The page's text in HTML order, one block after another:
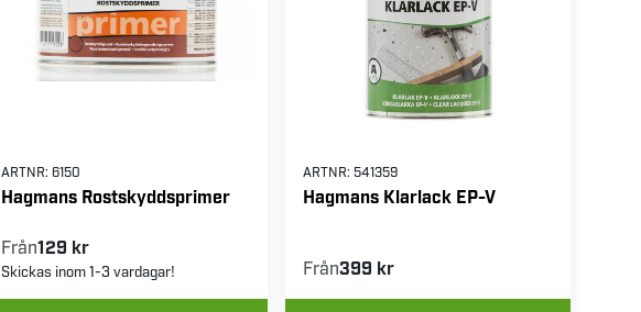
ARTNR: 6150
Hagmans Rostskyddsprimer
Från129 kr
Skickas inom 1-3 vardagar!
ARTNR:541359
Hagmans Klarlack EP-V
Från399 kr